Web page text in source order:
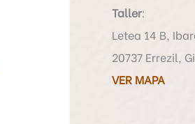
Taller:
Letea 14 B,
20737 Errezil,
VER MAPA